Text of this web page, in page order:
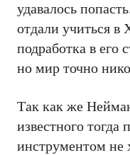
удавалось
отдали учиться в
подработка в его
но мир точно
Так как же
известного
инструментом не